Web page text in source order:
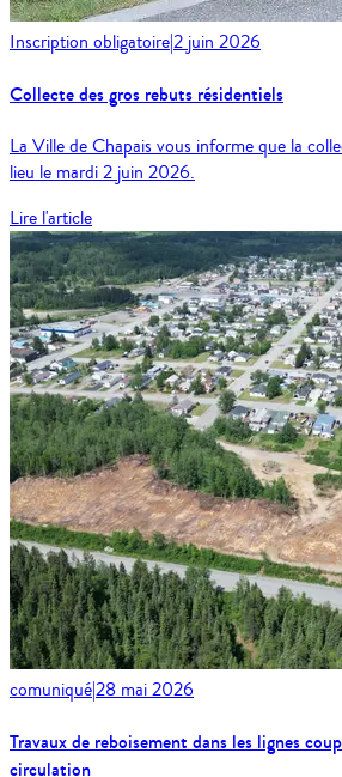
Inscription obligatoire|2 juin 2026
Collecte des gros rebuts résidentiels
La Ville de Chapais vous informe que la
lieu le mardi 2 juin 2026.
Lire l'article
comuniqué|28 mai 2026
Travaux de reboisement dans les lignes
circulation